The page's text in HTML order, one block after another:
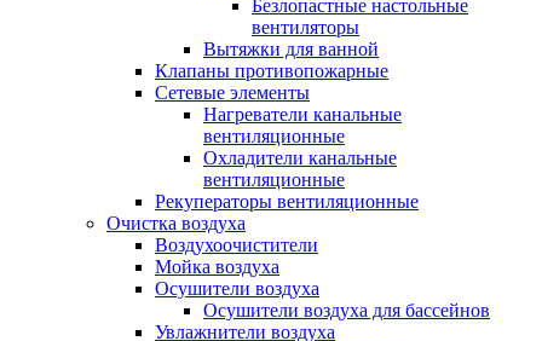
Безлопастные настольные
вентиляторы
Вытяжки для ванной
Клапаны противопожарные
Сетевые элементы
Нагреватели канальные
вентиляционные
Охладители канальные
вентиляционные
Рекуператоры вентиляционные
Очистка воздуха
Воздухоочистители
Мойка воздуха
Осушители воздуха
Осушители воздуха для бассейнов
Увлажнители воздуха